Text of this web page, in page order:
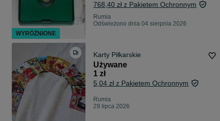
768,40 zł z Pakietem Ochronnym
Rumia
Odświeżono dnia 04 sierpnia 2026
Karty Piłkarskie
Używane
1 zł
5,04 zł z Pakietem Ochronnym
Rumia
29 lipca 2026
WYRÓŻNIONE